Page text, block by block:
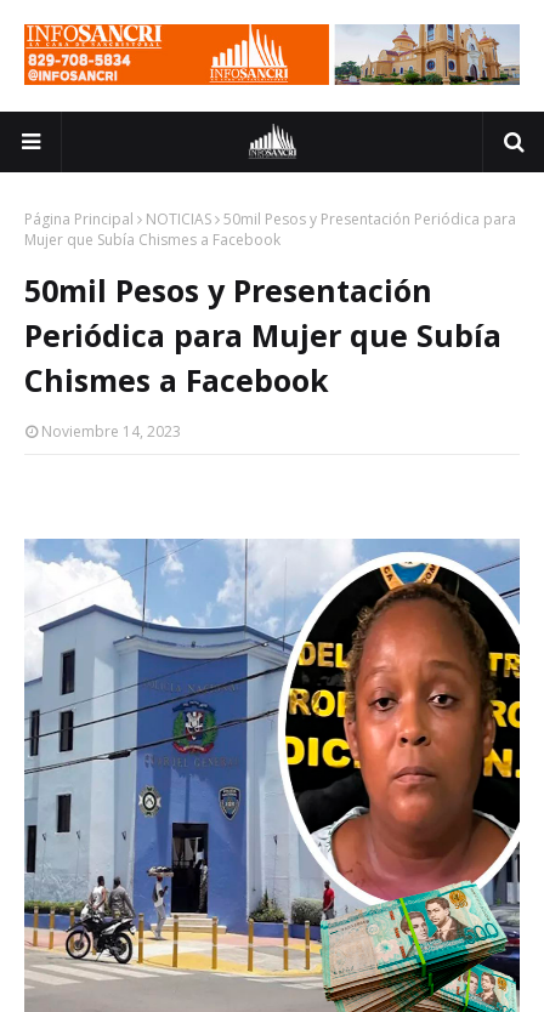
Página Principal NOTICIAS 50mil Pesos y Presentación Periódica para
Mujer que Subía Chismes a Facebook
50mil Pesos y Presentación
Periódica para Mujer que Subía
Chismes a Facebook
Noviembre 14, 2023